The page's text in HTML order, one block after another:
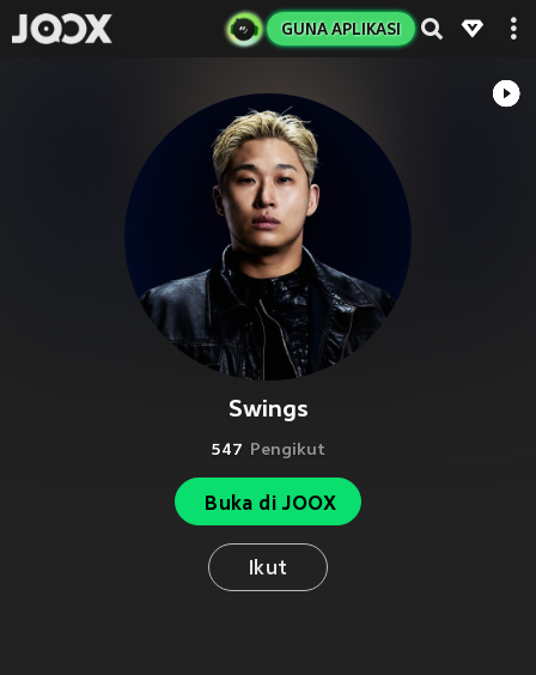
GUNA APLIKASI
Swings
547 Pengikut
Buka di JOOX
Ikut